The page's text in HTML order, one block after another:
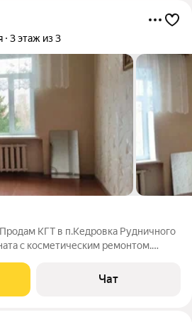
3 этаж из 3
КГТ в п.Кедровка Рудничного
с косметическим ремонтом.
потолок, выполнена разводка воды в
Чат